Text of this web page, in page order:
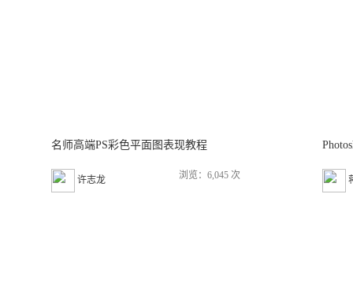
名师高端PS彩色平面图表现教程
许志龙 浏览：6,045 次